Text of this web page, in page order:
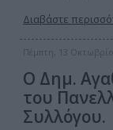
Διαβάστε
Πέμπτη, 13
Ο Δημ.
του
Συλλόγου.